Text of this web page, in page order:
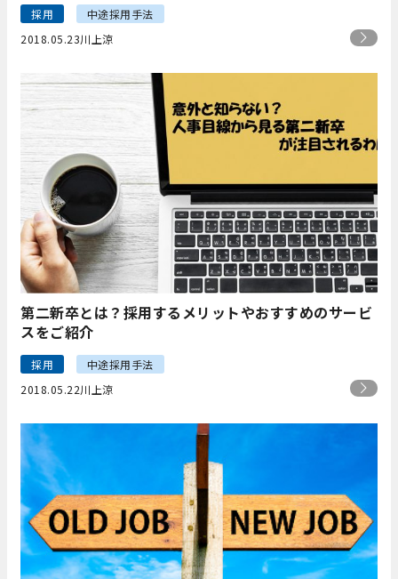
採用
中途採用手法
2018.05.23川上涼
第二新卒とは？採用するメリットやおすすめのサービ
スをご紹介
採用
中途採用手法
2018.05.22川上涼